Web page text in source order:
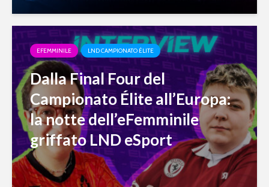
EFEMMINILE LND CAMPIONATO ÉLITE
Dalla Final Four del
Campionato Élite all’Europa:
la notte dell’eFemminile
griffato LND eSport